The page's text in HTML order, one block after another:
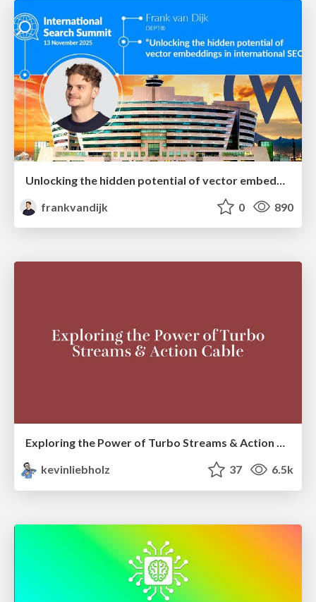
frankvandijk
0 890
Exploring the Power of Turbo Streams & Action Cable | RailsConf2023
kevinliebholz
37 6.5k